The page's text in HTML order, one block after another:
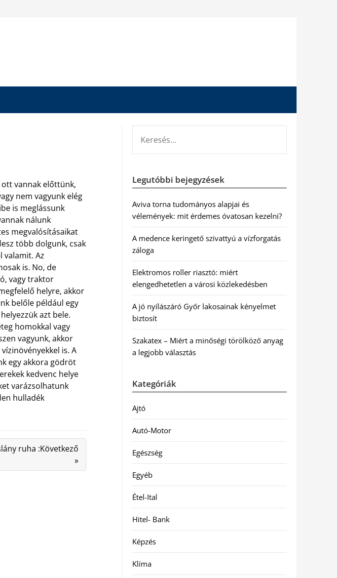
vannak előttünk,
nem vagyunk elég
is meglássunk
nálunk
megvalósításaikat
több dolgunk, csak
valamit. Az
is. No, de
vagy traktor
helyre, akkor
belőle például egy
azt bele.
homokkal vagy
vagyunk, akkor
is. A
egy akkora gödröt
kedvenc helye
varázsolhatunk
hulladék
ruha :Következő
»
Legutóbbi bejegyzések
Aviva torna tudományos alapjai és
vélemények: mit érdemes óvatosan kezelni?
A medence keringető szivattyú a vízforgatás
záloga
Elektromos roller riasztó: miért
elengedhetetlen a városi közlekedésben
A jó nyílászáró Győr lakosainak kényelmet
biztosít
Szakatex – Miért a minőségi törölköző anyag
a legjobb választás
Kategóriák
Ajtó
Autó-Motor
Egészség
Egyéb
Étel-Ital
Hitel- Bank
Képzés
Klíma